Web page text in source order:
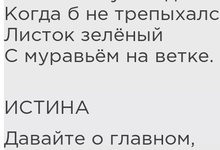
Когда б не
Листок зелёный
С муравьём на ветке.
ИСТИНА
Давайте о главном,